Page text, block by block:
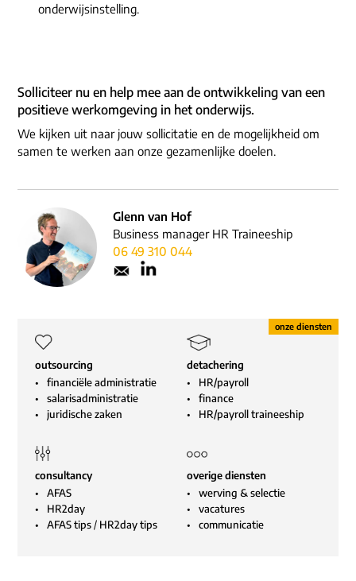
onderwijsinstelling.
Solliciteer nu en help mee aan de ontwikkeling van een
positieve werkomgeving in het onderwijs.
We kijken uit naar jouw sollicitatie en de mogelijkheid om
samen te werken aan onze gezamenlijke doelen.
Glenn van Hof
Business manager HR Traineeship
06 49 310 044
outsourcing
financiële administratie
salarisadministratie
juridische zaken
detachering
HR/payroll
finance
HR/payroll traineeship
consultancy
AFAS
HR2day
AFAS tips/ HR2day tips
overige diensten
werving & selectie
vacatures
communicatie